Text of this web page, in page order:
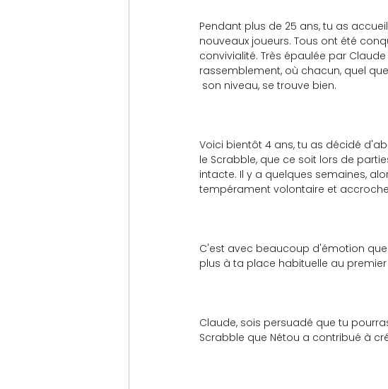
Pendant plus de 25 ans, tu as
nouveaux joueurs. Tous ont été
convivialité. Très épaulée par
rassemblement, où chacun, quel
son niveau, se trouve bien.
Voici bientôt 4 ans, tu as décidé
le Scrabble, que ce soit lors de
intacte. Il y a quelques semaines,
tempérament volontaire et
C'est avec beaucoup d'émotion
plus à ta place habituelle au
Claude, sois persuadé que tu
Scrabble que Nétou a contribué à